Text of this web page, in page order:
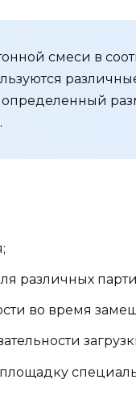
смеси в
определенный
различных
во время
площадку